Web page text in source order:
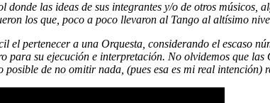
donde las ideas de sus integrantes y/o de otros músicos,
los que, poco a poco llevaron al Tango al altísimo
el pertenecer a una Orquesta, considerando el escaso
para su ejecución e interpretación. No olvidemos que
posible de no omitir nada, (pues esa es mi real